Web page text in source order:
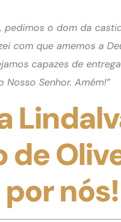
pedimos o dom da
com que amemos a
capazes de
Nosso Senhor. Amém!”
de
nós!